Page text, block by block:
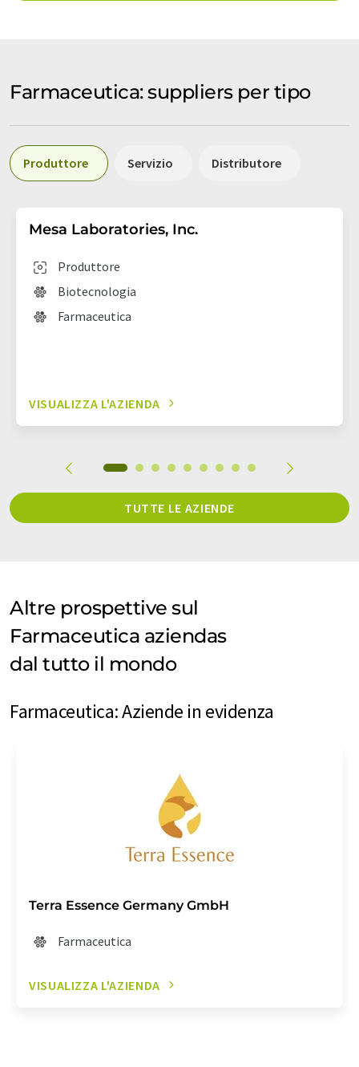
Farmaceutica: suppliers per tipo
Produttore Servizio Distributore
Mesa Laboratories, Inc.
Produttore
Biotecnologia
Farmaceutica
VISUALIZZA L'AZIENDA
TUTTE LE AZIENDE
Altre prospettive sul
Farmaceutica aziendas
dal tutto il mondo
Farmaceutica: Aziende in evidenza
Terra Essence Germany GmbH
Farmaceutica
VISUALIZZA L'AZIENDA